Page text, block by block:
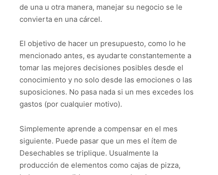
de una u otra manera, manejar su negocio se le
convierta en una cárcel.
El objetivo de hacer un presupuesto, como lo he
mencionado antes, es ayudarte constantemente a
tomar las mejores decisiones posibles desde el
conocimiento y no solo desde las emociones o las
suposiciones. No pasa nada si un mes excedes los
gastos (por cualquier motivo).
Simplemente aprende a compensar en el mes
siguiente. Puede pasar que un mes el ítem de
Desechables se triplique. Usualmente la
producción de elementos como cajas de pizza,